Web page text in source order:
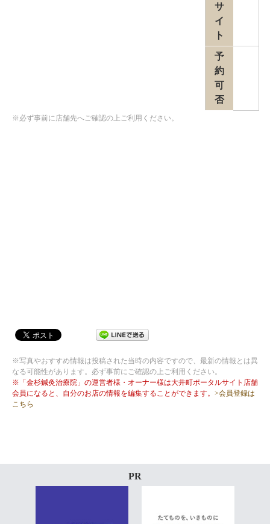
サ
イ
ト
予
約
可
否
※必ず事前に店舗先へご確認の上ご利用ください。
※写真やおすすめ情報は投稿された当時の内容ですので、最新の情報とは異
なる可能性があります。必ず事前にご確認の上ご利用ください。
※「金杉鍼灸治療院」の運営者様・オーナー様は大井町ポータルサイト店舗
会員になると、自分のお店の情報を編集することができます。 >会員登録は
こちら
PR